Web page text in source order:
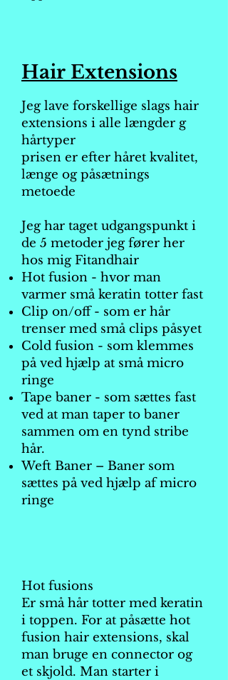
Hair Extensions
Jeg lave forskellige slags hair
extensions i alle længder g
hårtyper
prisen er efter håret kvalitet,
længe og påsætnings
metoede
Jeg har taget udgangspunkt i
de 5 metoder jeg fører her
hos mig Fitandhair
Hot fusion - hvor man
varmer små keratin totter fast
Clip on/off - som er hår
trenser med små clips påsyet
Cold fusion - som klemmes
på ved hjælp at små micro
ringe
Tape baner - som sættes fast
ved at man taper to baner
sammen om en tynd stribe
hår.
Weft Baner – Baner som
sættes på ved hjælp af micro
ringe
Hot fusions
Er små hår totter med keratin
i toppen. For at påsætte hot
fusion hair extensions, skal
man bruge en connector og
et skjold. Man starter i